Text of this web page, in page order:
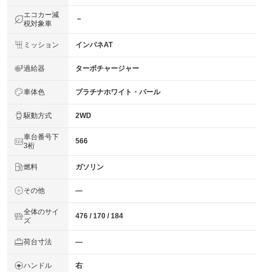
エコカー減
税対象車
－
ミッション インパネAT
過給器 ターボチャージャー
車体色 プラチナホワイト・パール
駆動方式 2WD
車台番号下
3桁
566
燃料 ガソリン
その他 ―
全体のサイ
ズ
476 / 170 / 184
荷台寸法 ―
ハンドル 右